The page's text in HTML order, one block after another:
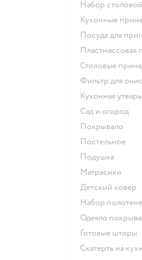
Набор
Кухонные
Посуда для
Пластмассовая
Столовые
Фильтр для
Кухонная утварь
Сад и огород
Покрывало
Постельное
Подушка
Матрасики
Детский ковер
Набор
Одеяло
Готовые шторы
Скатерть на